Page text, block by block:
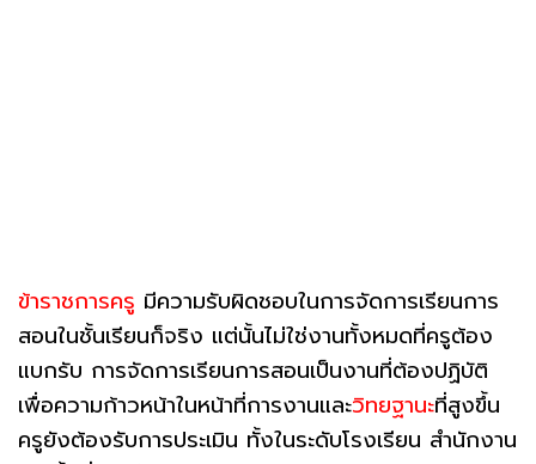
ข้าราชการครู มีความรับผิดชอบในการจัดการเรียนการ
สอนในชั้นเรียนก็จริง แต่นั้นไม่ใช่งานทั้งหมดที่ครูต้อง
แบกรับ การจัดการเรียนการสอนเป็นงานที่ต้องปฏิบัติ
เพื่อความก้าวหน้าในหน้าที่การงานและวิทยฐานะที่สูงขึ้น
ครูยังต้องรับการประเมิน ทั้งในระดับโรงเรียน สำนักงาน